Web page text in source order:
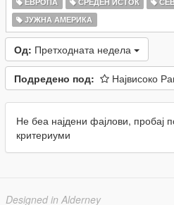
ЈУЖНА АМЕРИКА
Од: Претходната недела
Подредено под: Највисоко
Не беа најдени фајлови, пробај
критериуми
Designed in Alderney